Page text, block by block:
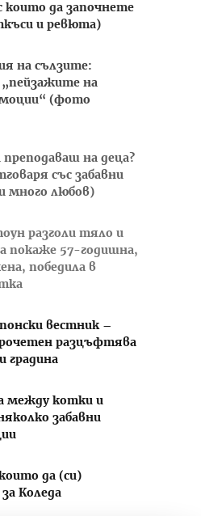
които да започнете
и ревюта)
на сълзите:
„пейзажите на
(фото
преподаваш на деца?
със забавни
много любов)
разголи тяло и
покаже 57-годишна,
победила в
вестник –
разцъфтява
градина
между котки и
забавни
да (си)
Коледа